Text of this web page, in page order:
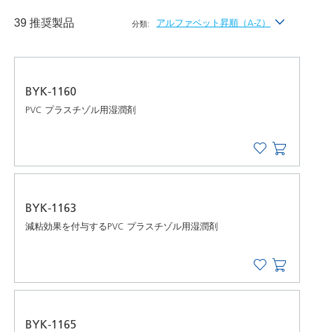
39 推奨製品 分類: アルファベット昇順（A-Z）
BYK-1160
PVC プラスチゾル用湿潤剤
BYK-1163
減粘効果を付与するPVC プラスチゾル用湿潤剤
BYK-1165